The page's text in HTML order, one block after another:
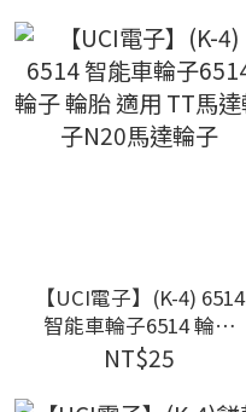
【UCI電子】(K-4) 6514
智能車輪子6514 輪子
輪胎 適用 TT馬達輪子
NT$25